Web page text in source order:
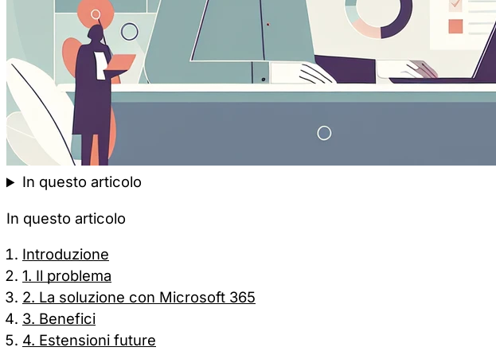
In questo articolo
In questo articolo
Introduzione
1. Il problema
2. La soluzione con Microsoft 365
3. Benefici
4. Estensioni future
Salva preferenze Accetta tutti Solo necessari